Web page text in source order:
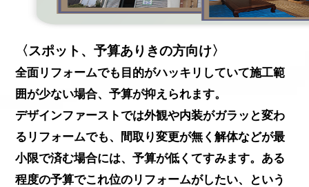
〈スポット、予算ありきの方向け〉
全面リフォームでも目的がハッキリしていて施工範
囲が少ない場合、予算が抑えられます。
デザインファーストでは外観や内装がガラッと変わ
るリフォームでも、間取り変更が無く解体などが最
小限で済む場合には、予算が低くてすみます。ある
程度の予算でこれ位のリフォームがしたい、という